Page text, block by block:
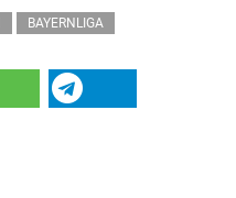
BAYERNLIGA